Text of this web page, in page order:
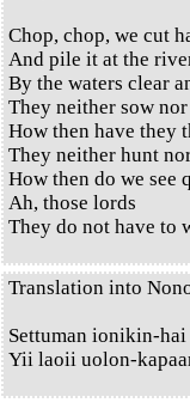
Chop, chop, we cut
And pile it at the
By the waters clear
They neither sow
How then have they
They neither hunt
How then do we see
Ah, those lords
They do not have to
Translation into
Settuman ionikin-
Yii laoii uolon-